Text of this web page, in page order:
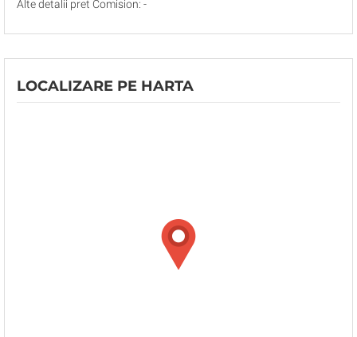
Alte detalii pret Comision: -
LOCALIZARE PE HARTA